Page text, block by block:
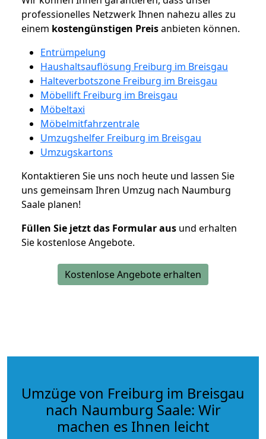
professionelles Netzwerk Ihnen nahezu alles zu
einem kostengünstigen Preisanbieten können.
Entrümpelung
Haushaltsauflösung Freiburg im Breisgau
Halteverbotszone Freiburg im Breisgau
Möbellift Freiburg im Breisgau
Möbeltaxi
Möbelmitfahrzentrale
Umzugshelfer Freiburg im Breisgau
Umzugskartons
Kontaktieren Sie uns noch heute und lassen Sie
uns gemeinsam Ihren Umzug nach Naumburg
Saale planen!
Füllen Sie jetzt das Formular aus und erhalten
Sie kostenlose Angebote.
Kostenlose Angebote erhalten
Umzüge von Freiburg im Breisgau
nach Naumburg Saale: Wir
machen es Ihnen leicht